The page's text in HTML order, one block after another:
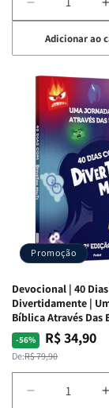
Diminuir
a
quantidade
de
Devocional
Quarto
de
Guerra
Isabelle
S.
Alves
|
Adicionar ao
Promoção
Devocional | 40
Divertidamente |
Bíblica Através Das
-56%
Preço
normal
De:R$ 79,90
Preço
promocional
R$ 34,90
Diminuir